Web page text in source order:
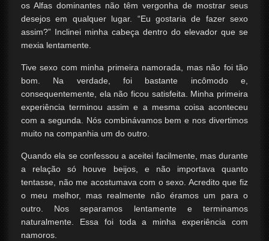
os Alfas dominantes não têm vergonha de mostrar seus
desejos em qualquer lugar. “Eu gostaria de fazer sexo
assim?” Inclinei minha cabeça dentro do elevador que se
mexia lentamente.
Tive sexo com minha primeira namorada, mas não foi tão
bom. Na verdade, foi bastante incômodo e,
consequentemente, ela não ficou satisfeita. Minha primeira
experiência terminou assim e a mesma coisa aconteceu
com a segunda. Nós combinávamos bem e nos divertimos
muito na companhia um do outro.
Quando ela se confessou a aceitei facilmente, mas durante
a relação só houve beijos, e não importava quanto
tentasse, não me acostumava com o sexo. Acredito que fiz
o meu melhor, mas realmente não éramos um para o
outro. Nos separamos lentamente e terminamos
naturalmente. Essa foi toda a minha experiência com
namoros.